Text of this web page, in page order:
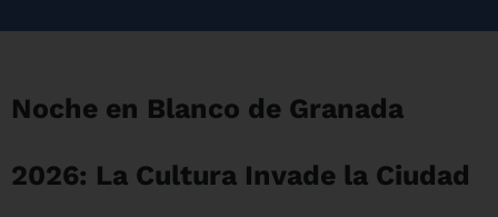
Noche en Blanco de Granada
2026: La Cultura Invade la Ciudad